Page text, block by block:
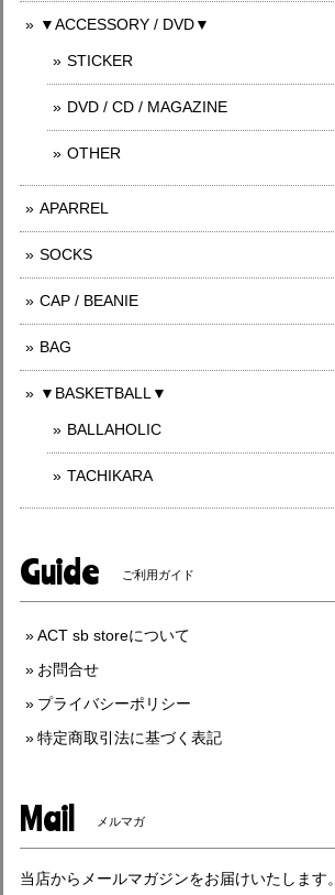
▼ACCESSORY / DVD▼
STICKER
DVD / CD / MAGAZINE
OTHER
APARREL
SOCKS
CAP / BEANIE
BAG
▼BASKETBALL▼
BALLAHOLIC
TACHIKARA
Guide ご利用ガイド
ACT sb storeについて
お問合せ
プライバシーポリシー
特定商取引法に基づく表記
Mail メルマガ
当店からメールマガジンをお届けいたします。